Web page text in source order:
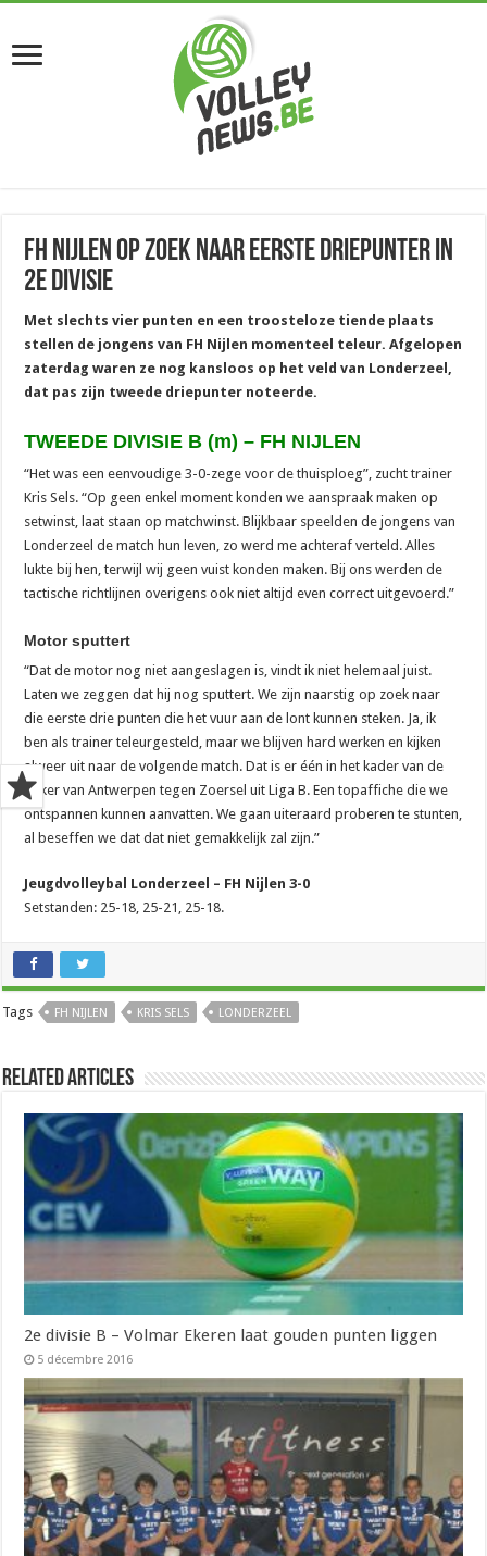
FH Nijlen op zoek naar eerste driepunter in
2e divisie
Met slechts vier punten en een troosteloze tiende plaats
stellen de jongens van FH Nijlen momenteel teleur. Afgelopen
zaterdag waren ze nog kansloos op het veld van Londerzeel,
dat pas zijn tweede driepunter noteerde.
TWEEDE DIVISIE B (m) – FH NIJLEN
“Het was een eenvoudige 3-0-zege voor de thuisploeg”, zucht trainer
Kris Sels. “Op geen enkel moment konden we aanspraak maken op
setwinst, laat staan op matchwinst. Blijkbaar speelden de jongens van
Londerzeel de match hun leven, zo werd me achteraf verteld. Alles
lukte bij hen, terwijl wij geen vuist konden maken. Bij ons werden de
tactische richtlijnen overigens ook niet altijd even correct uitgevoerd.”
Motor sputtert
“Dat de motor nog niet aangeslagen is, vindt ik niet helemaal juist.
Laten we zeggen dat hij nog sputtert. We zijn naarstig op zoek naar
die eerste drie punten die het vuur aan de lont kunnen steken. Ja, ik
ben als trainer teleurgesteld, maar we blijven hard werken en kijken
alweer uit naar de volgende match. Dat is er één in het kader van de
Beker van Antwerpen tegen Zoersel uit Liga B. Een topaffiche die we
ontspannen kunnen aanvatten. We gaan uiteraard proberen te stunten,
al beseffen we dat dat niet gemakkelijk zal zijn.”
Jeugdvolleybal Londerzeel – FH Nijlen 3-0
Setstanden: 25-18, 25-21, 25-18.
Tags FH NIJLEN KRIS SELS LONDERZEEL
Related Articles
2e divisie B – Volmar Ekeren laat gouden punten liggen
5 décembre 2016